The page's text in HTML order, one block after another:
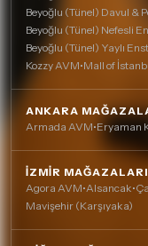
Beyoğlu (Tünel) Davul &
Beyoğlu (Tünel) Nefesli
Beyoğlu (Tünel) Yaylı
Kozzy AVM•Mall of
ANKARA
Armada AVM•Eryaman
İZMIR
Agora AVM•Alsancak•
Mavişehir (Karşıyaka)